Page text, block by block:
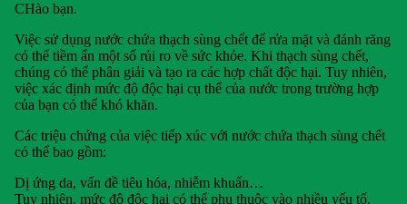
CHào bạn.
Việc sử dụng nước chứa thạch sùng chết để rửa mặt và đánh răng
có thể tiềm ẩn một số rủi ro về sức khỏe. Khi thạch sùng chết,
chúng có thể phân giải và tạo ra các hợp chất độc hại. Tuy nhiên,
việc xác định mức độ độc hại cụ thể của nước trong trường hợp
của bạn có thể khó khăn.
Các triệu chứng của việc tiếp xúc với nước chứa thạch sùng chết
có thể bao gồm:
Dị ứng da, vấn đề tiêu hóa, nhiễm khuẩn…
Tuy nhiên, mức độ độc hại có thể phụ thuộc vào nhiều yếu tố,